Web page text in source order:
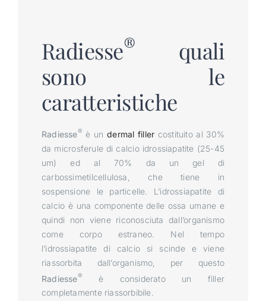
Radiesse® quali
sono le
caratteristiche
Radiesse® è undermal filler costituito al 30%
da microsferule di calcio idrossiapatite (25-45
um) ed al 70% da un gel di
carbossimetilcellulosa, che tiene in
sospensione le particelle. L’idrossiapatite di
calcio è una componente delle ossa umane e
quindi non viene riconosciuta dall’organismo
come corpo estraneo. Nel tempo
l’idrossiapatite di calcio si scinde e viene
riassorbita dall’organismo, per questo
Radiesse®
è considerato un filler
completamente riassorbibile.